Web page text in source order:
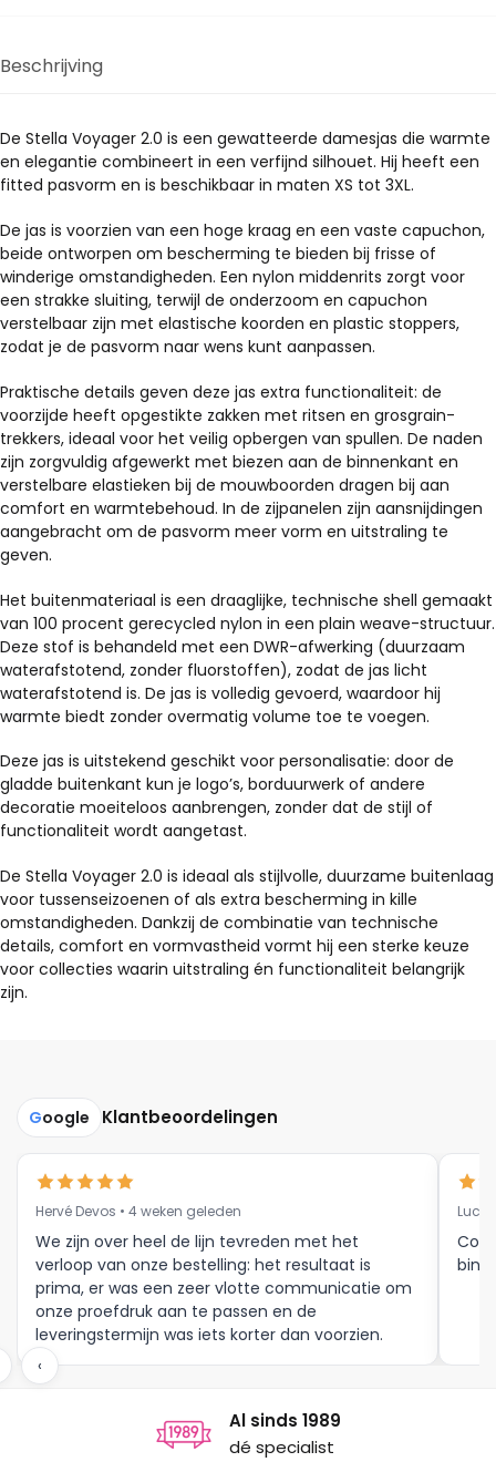
Deze
gekozen
worden
op
productpagina
gekozen
worden
op
productpagina
Beschrijving
De Stella Voyager 2.0 is een gewatteerde damesjas die warmte
en elegantie combineert in een verfijnd silhouet. Hij heeft een
fitted pasvorm en is beschikbaar in maten XS tot 3XL.
De jas is voorzien van een hoge kraag en een vaste capuchon,
beide ontworpen om bescherming te bieden bij frisse of
winderige omstandigheden. Een nylon middenrits zorgt voor
een strakke sluiting, terwijl de onderzoom en capuchon
verstelbaar zijn met elastische koorden en plastic stoppers,
zodat je de pasvorm naar wens kunt aanpassen.
Praktische details geven deze jas extra functionaliteit: de
voorzijde heeft opgestikte zakken met ritsen en grosgrain-
trekkers, ideaal voor het veilig opbergen van spullen. De naden
zijn zorgvuldig afgewerkt met biezen aan de binnenkant en
verstelbare elastieken bij de mouwboorden dragen bij aan
comfort en warmtebehoud. In de zijpanelen zijn aansnijdingen
aangebracht om de pasvorm meer vorm en uitstraling te
geven.
Het buitenmateriaal is een draaglijke, technische shell gemaakt
van 100 procent gerecycled nylon in een plain weave-structuur.
Deze stof is behandeld met een DWR-afwerking (duurzaam
waterafstotend, zonder fluorstoffen), zodat de jas licht
waterafstotend is. De jas is volledig gevoerd, waardoor hij
warmte biedt zonder overmatig volume toe te voegen.
Deze jas is uitstekend geschikt voor personalisatie: door de
gladde buitenkant kun je logo’s, borduurwerk of andere
decoratie moeiteloos aanbrengen, zonder dat de stijl of
functionaliteit wordt aangetast.
De Stella Voyager 2.0 is ideaal als stijlvolle, duurzame buitenlaag
voor tussenseizoenen of als extra bescherming in kille
omstandigheden. Dankzij de combinatie van technische
details, comfort en vormvastheid vormt hij een sterke keuze
voor collecties waarin uitstraling én functionaliteit belangrijk
zijn.
Google Klantbeoordelingen
Hervé Devos • 4 weken geleden
We zijn over heel de lijn tevreden met het
verloop van onze bestelling: het resultaat is
prima, er was een zeer vlotte communicatie om
onze proefdruk aan te passen en de
leveringstermijn was iets korter dan voorzien.
Meer moet dat niet zijn.
Luc
‹
Al sinds 1989
dé specialist